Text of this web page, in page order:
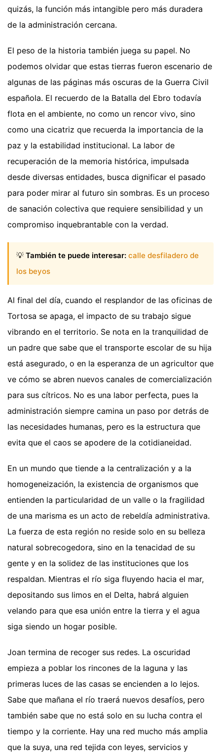
quizás, la función más intangible pero más duradera
de la administración cercana.
El peso de la historia también juega su papel. No
podemos olvidar que estas tierras fueron escenario de
algunas de las páginas más oscuras de la Guerra Civil
española. El recuerdo de la Batalla del Ebro todavía
flota en el ambiente, no como un rencor vivo, sino
como una cicatriz que recuerda la importancia de la
paz y la estabilidad institucional. La labor de
recuperación de la memoria histórica, impulsada
desde diversas entidades, busca dignificar el pasado
para poder mirar al futuro sin sombras. Es un proceso
de sanación colectiva que requiere sensibilidad y un
compromiso inquebrantable con la verdad.
💡 También te puede interesar: calle desfiladero de
los beyos
Al final del día, cuando el resplandor de las oficinas de
Tortosa se apaga, el impacto de su trabajo sigue
vibrando en el territorio. Se nota en la tranquilidad de
un padre que sabe que el transporte escolar de su hija
está asegurado, o en la esperanza de un agricultor que
ve cómo se abren nuevos canales de comercialización
para sus cítricos. No es una labor perfecta, pues la
administración siempre camina un paso por detrás de
las necesidades humanas, pero es la estructura que
evita que el caos se apodere de la cotidianeidad.
En un mundo que tiende a la centralización y a la
homogeneización, la existencia de organismos que
entienden la particularidad de un valle o la fragilidad
de una marisma es un acto de rebeldía administrativa.
La fuerza de esta región no reside solo en su belleza
natural sobrecogedora, sino en la tenacidad de su
gente y en la solidez de las instituciones que los
respaldan. Mientras el río siga fluyendo hacia el mar,
depositando sus limos en el Delta, habrá alguien
velando para que esa unión entre la tierra y el agua
siga siendo un hogar posible.
Joan termina de recoger sus redes. La oscuridad
empieza a poblar los rincones de la laguna y las
primeras luces de las casas se encienden a lo lejos.
Sabe que mañana el río traerá nuevos desafíos, pero
también sabe que no está solo en su lucha contra el
tiempo y la corriente. Hay una red mucho más amplia
que la suya, una red tejida con leyes, servicios y